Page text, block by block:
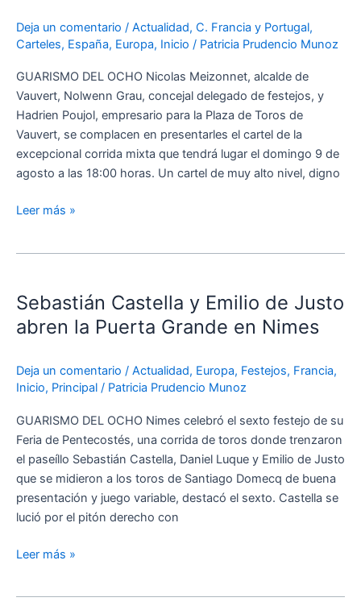
Deja un comentario / Actualidad, C. Francia y Portugal,
Carteles, España, Europa, Inicio / Patricia Prudencio Munoz
GUARISMO DEL OCHO Nicolas Meizonnet, alcalde de
Vauvert, Nolwenn Grau, concejal delegado de festejos, y
Hadrien Poujol, empresario para la Plaza de Toros de
Vauvert, se complacen en presentarles el cartel de la
excepcional corrida mixta que tendrá lugar el domingo 9 de
agosto a las 18:00 horas. Un cartel de muy alto nivel, digno
mixta
Leer más »
Sebastián Castella y Emilio de Justo
abren la Puerta Grande en Nimes
Deja un comentario / Actualidad, Europa, Festejos, Francia,
Inicio, Principal / Patricia Prudencio Munoz
GUARISMO DEL OCHO Nimes celebró el sexto festejo de su
Feria de Pentecostés, una corrida de toros donde trenzaron
el paseíllo Sebastián Castella, Daniel Luque y Emilio de Justo
que se midieron a los toros de Santiago Domecq de buena
presentación y juego variable, destacó el sexto. Castella se
lució por el pitón derecho con
y
Emilio
abren
Puerta
Grande
en
Nimes
Leer más »